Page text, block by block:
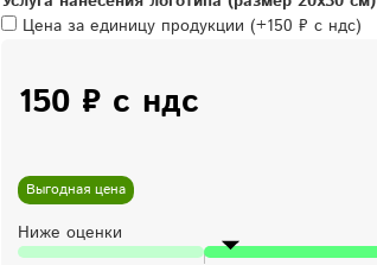
Цена за единицу продукции (+150 ₽ с ндс)
150 ₽ с ндс
Выгодная цена
Ниже оценки